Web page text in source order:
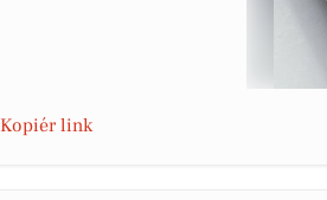
Kopiér link